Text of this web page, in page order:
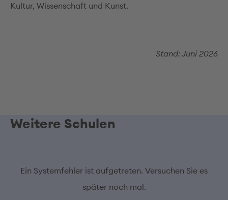
Kultur, Wissenschaft und Kunst.
Stand: Juni 2026
Weitere Schulen
Ein Systemfehler ist aufgetreten. Versuchen Sie es
später noch mal.